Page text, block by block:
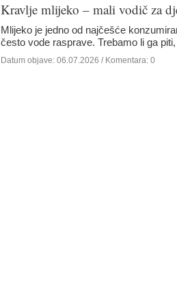
Kravlje mlijeko – mali vodič za
Mlijeko je jedno od najčešće
često vode rasprave. Trebamo li ga
Datum objave: 06.07.2026 / Komentara: 0